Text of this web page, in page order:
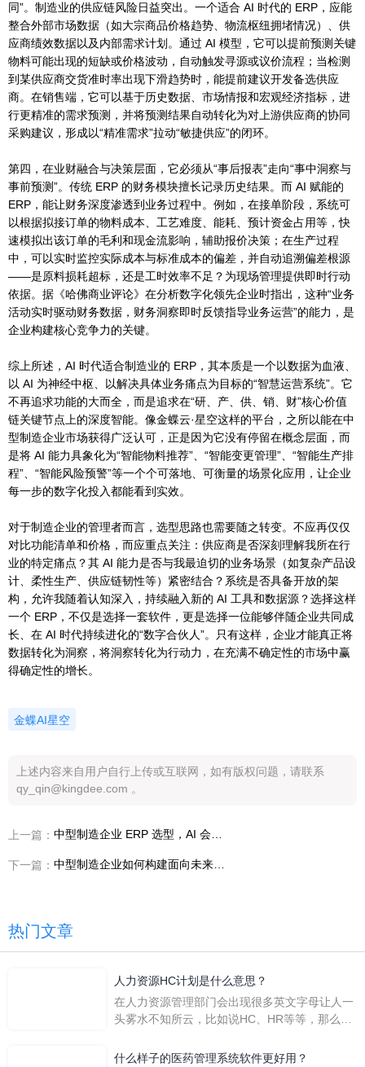
同”。制造业的供应链风险日益突出。一个适合 AI 时代的 ERP，应能
整合外部市场数据（如大宗商品价格趋势、物流枢纽拥堵情况）、供
应商绩效数据以及内部需求计划。通过 AI 模型，它可以提前预测关键
物料可能出现的短缺或价格波动，自动触发寻源或议价流程；当检测
到某供应商交货准时率出现下滑趋势时，能提前建议开发备选供应
商。在销售端，它可以基于历史数据、市场情报和宏观经济指标，进
行更精准的需求预测，并将预测结果自动转化为对上游供应商的协同
采购建议，形成以“精准需求”拉动“敏捷供应”的闭环。
第四，在业财融合与决策层面，它必须从“事后报表”走向“事中洞察与
事前预测”。传统 ERP 的财务模块擅长记录历史结果。而 AI 赋能的
ERP，能让财务深度渗透到业务过程中。例如，在接单阶段，系统可
以根据拟接订单的物料成本、工艺难度、能耗、预计资金占用等，快
速模拟出该订单的毛利和现金流影响，辅助报价决策；在生产过程
中，可以实时监控实际成本与标准成本的偏差，并自动追溯偏差根源
——是原料损耗超标，还是工时效率不足？为现场管理提供即时行动
依据。据《哈佛商业评论》在分析数字化领先企业时指出，这种“业务
活动实时驱动财务数据，财务洞察即时反馈指导业务运营”的能力，是
企业构建核心竞争力的关键。
综上所述，AI 时代适合制造业的 ERP，其本质是一个以数据为血液、
以 AI 为神经中枢、以解决具体业务痛点为目标的“智慧运营系统”。它
不再追求功能的大而全，而是追求在“研、产、供、销、财”核心价值
链关键节点上的深度智能。像金蝶云·星空这样的平台，之所以能在中
型制造企业市场获得广泛认可，正是因为它没有停留在概念层面，而
是将 AI 能力具象化为“智能物料推荐”、“智能变更管理”、“智能生产排
程”、“智能风险预警”等一个个可落地、可衡量的场景化应用，让企业
每一步的数字化投入都能看到实效。
对于制造企业的管理者而言，选型思路也需要随之转变。不应再仅仅
对比功能清单和价格，而应重点关注：供应商是否深刻理解我所在行
业的特定痛点？其 AI 能力是否与我最迫切的业务场景（如复杂产品设
计、柔性生产、供应链韧性等）紧密结合？系统是否具备开放的架
构，允许我随着认知深入，持续融入新的 AI 工具和数据源？选择这样
一个 ERP，不仅是选择一套软件，更是选择一位能够伴随企业共同成
长、在 AI 时代持续进化的“数字合伙人”。只有这样，企业才能真正将
数据转化为洞察，将洞察转化为行动力，在充满不确定性的市场中赢
得确定性的增长。
金蝶AI星空
上述内容来自用户自行上传或互联网，如有版权问题，请联系
qy_qin@kingdee.com 。
上一篇：
下一篇：
热门文章
人力资源HC计划是什么意思？
在人力资源管理部门会出现很多英文字母让人一
头雾水不知所云，比如说HC、HR等等，那么它
么呢？
什么样子的医药管理系统软件更好用？